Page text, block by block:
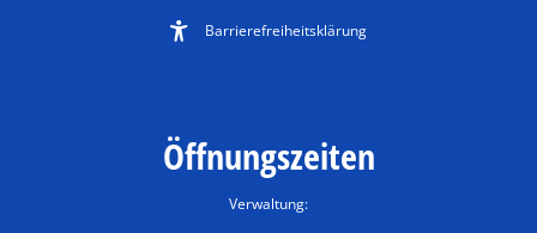
Barrierefreiheitsklärung
Öffnungszeiten
Verwaltung: